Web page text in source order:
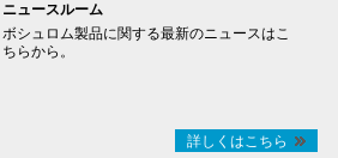
ニュースルーム
ボシュロム製品に関する最新のニュースはこ
ちらから。
詳しくはこちら